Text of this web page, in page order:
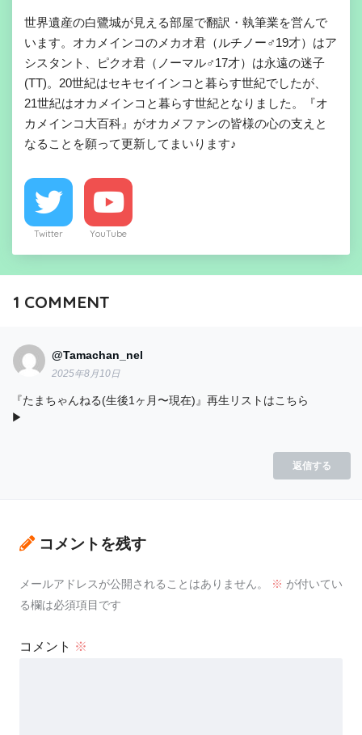
世界遺産の白鷺城が見える部屋で翻訳・執筆業を営んで
います。オカメインコのメカオ君（ルチノー♂19才）はア
シスタント、ピクオ君（ノーマル♂17才）は永遠の迷子
(TT)。20世紀はセキセイインコと暮らす世紀でしたが、
21世紀はオカメインコと暮らす世紀となりました。『オ
カメインコ大百科』がオカメファンの皆様の心の支えと
なることを願って更新してまいります♪
Twitter YouTube
1 COMMENT
@Tamachan_nel
2025年8月10日
『たまちゃんねる(生後1ヶ月〜現在)』再生リストはこちら
▶︎
返信する
コメントを残す
メールアドレスが公開されることはありません。 ※ が付いてい
る欄は必須項目です
コメント ※